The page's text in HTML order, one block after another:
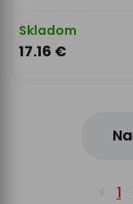
Skladom
17.16 €
1